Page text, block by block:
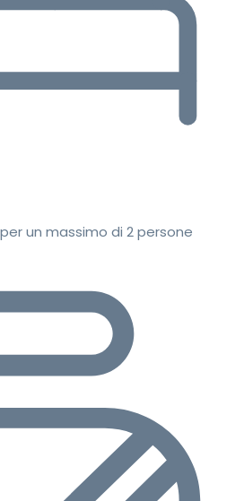
un massimo di 2 persone